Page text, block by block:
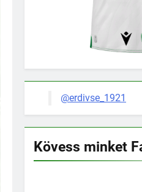
@erdivse_1921
Kövess minket